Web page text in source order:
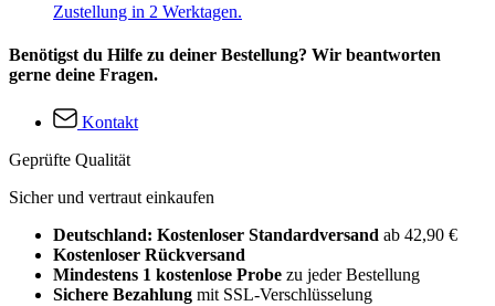
Zustellung in 2 Werktagen.
Benötigst du Hilfe zu deiner Bestellung? Wir beantworten
gerne deine Fragen.
Kontakt
Geprüfte Qualität
Sicher und vertraut einkaufen
Deutschland: Kostenloser Standardversand ab 42,90 €
Kostenloser Rückversand
Mindestens 1 kostenlose Probe zu jeder Bestellung
Sichere Bezahlung mit SSL-Verschlüsselung